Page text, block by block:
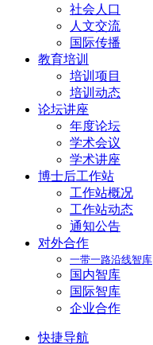
社会人口
人文交流
国际传播
教育培训
培训项目
培训动态
论坛讲座
年度论坛
学术会议
学术讲座
博士后工作站
工作站概况
工作站动态
通知公告
对外合作
一带一路沿线智库
国内智库
国际智库
企业合作
快捷导航